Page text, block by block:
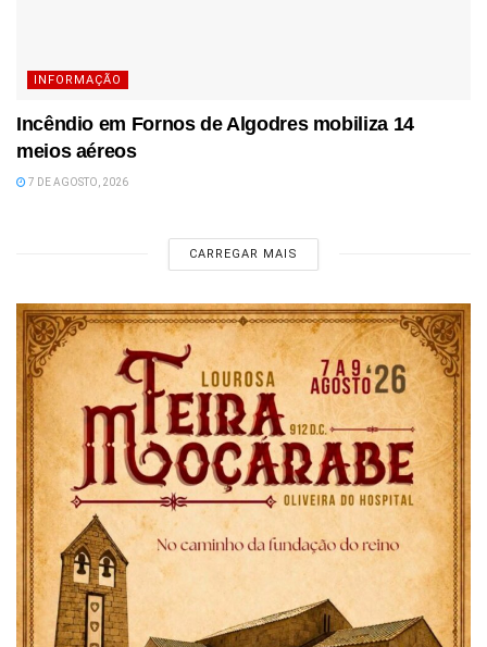
INFORMAÇÃO
Incêndio em Fornos de Algodres mobiliza 14
meios aéreos
7 DE AGOSTO, 2026
CARREGAR MAIS